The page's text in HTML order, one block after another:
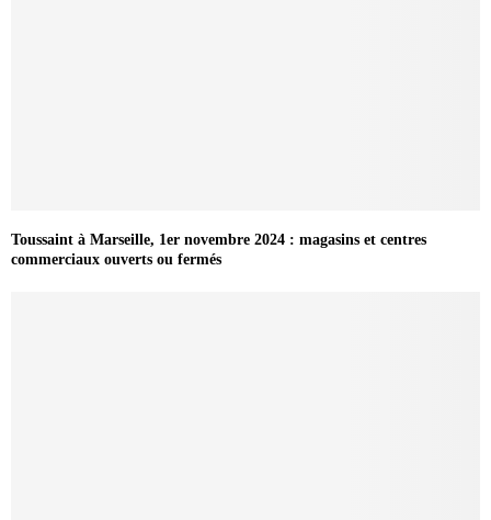
Toussaint à Marseille, 1er novembre 2024 : magasins et centres
commerciaux ouverts ou fermés